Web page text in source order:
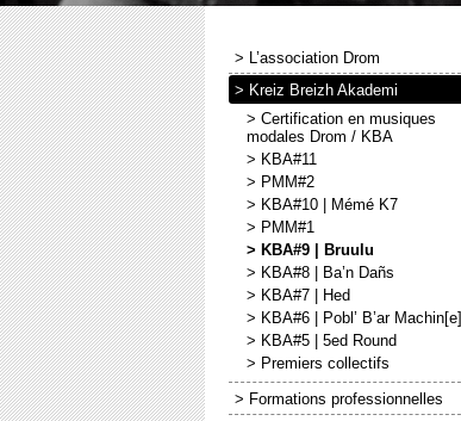
> L’association Drom
> Kreiz Breizh Akademi
> Certification en musiques
modales Drom / KBA
> KBA#11
> PMM#2
> KBA#10 | Mémé K7
> PMM#1
> KBA#9 | Bruulu
> KBA#8 | Ba’n Dañs
> KBA#7 | Hed
> KBA#6 | Pobl’ B’ar Machin[e]
> KBA#5 | 5ed Round
> Premiers collectifs
> Formations professionnelles